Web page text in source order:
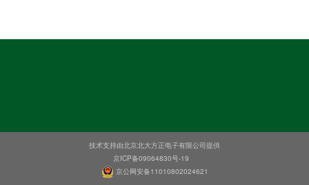
技术支持由北京北大方正电子有限公司提供
京ICP备09064830号-19
京公网安备11010802024621